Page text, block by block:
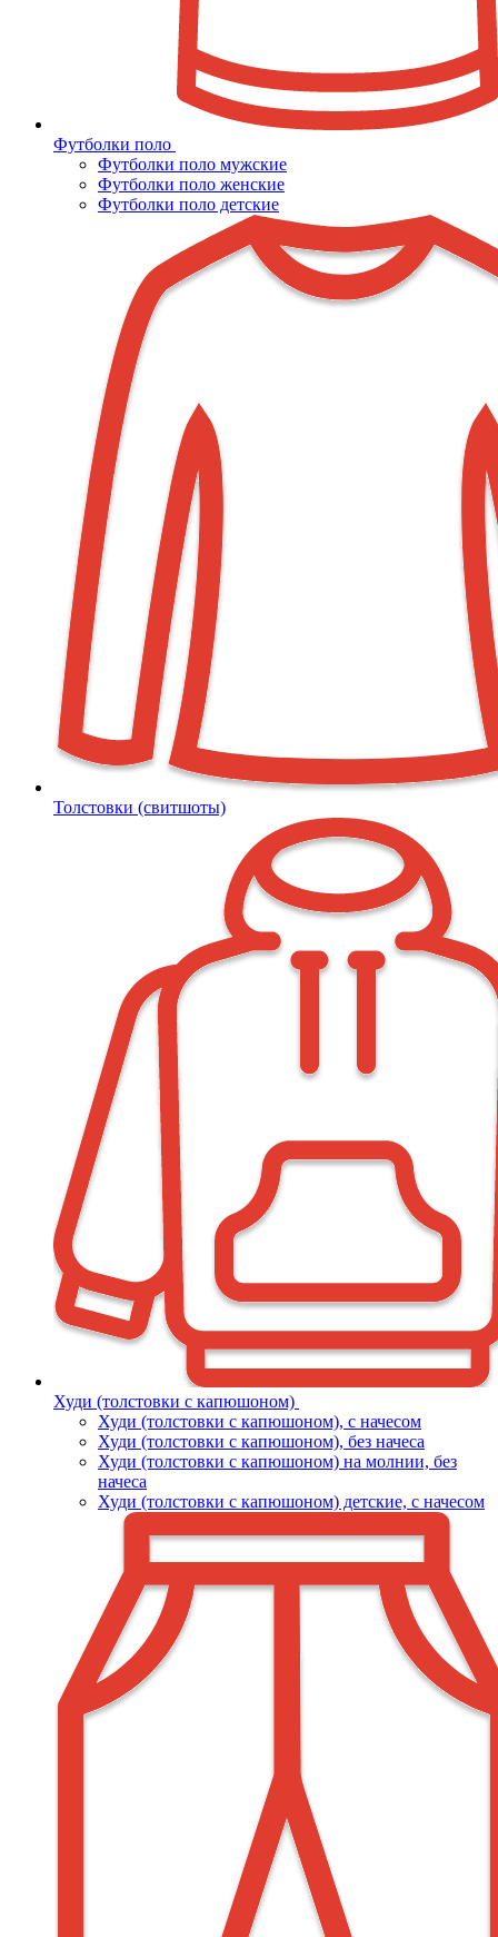
Футболки поло
Футболки поло мужские
Футболки поло женские
Футболки поло детские
Толстовки (свитшоты)
Худи (толстовки с капюшоном)
Худи (толстовки c капюшоном), с начесом
Худи (толстовки c капюшоном), без начеса
Худи (толстовки с капюшоном) на молнии, без
начеса
Худи (толстовки c капюшоном) детские, с начесом